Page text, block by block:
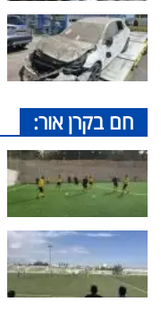
חם בקרן אור: